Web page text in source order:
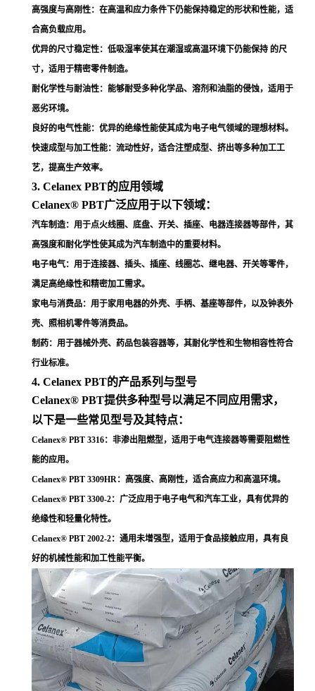
高强度与高刚性：在高温和应力条件下仍能保持稳定的形状和性能，适
合高负载应用。
优异的尺寸稳定性：低吸湿率使其在潮湿或高温环境下仍能保持 的尺
寸，适用于精密零件制造。
耐化学性与耐油性：能够耐受多种化学品、溶剂和油脂的侵蚀，适用于
恶劣环境。
良好的电气性能：优异的绝缘性能使其成为电子电气领域的理想材料。
快速成型与加工性能：流动性好，适合注塑成型、挤出等多种加工工
艺，提高生产效率。
3. Celanex PBT的应用领域
Celanex® PBT广泛应用于以下领域：
汽车制造：用于点火线圈、底盘、开关、插座、电器连接器等部件，其
高强度和耐化学性使其成为汽车制造中的重要材料。
电子电气：用于连接器、插头、插座、线圈芯、继电器、开关等零件，
满足高绝缘性和精密加工需求。
家电与消费品：用于家用电器的外壳、手柄、基座等部件，以及钟表外
壳、照相机零件等消费品。
制药：用于器械外壳、药品包装容器等，其耐化学性和生物相容性符合
行业标准。
4. Celanex PBT的产品系列与型号
Celanex® PBT提供多种型号以满足不同应用需求，
以下是一些常见型号及其特点：
Celanex® PBT 3316：非渗出阻燃型，适用于电气连接器等需要阻燃性
能的应用。
Celanex® PBT 3309HR：高强度、高刚性，适合高应力和高温环境。
Celanex® PBT 3300-2：广泛应用于电子电气和汽车工业，具有优异的
绝缘性和轻量化特性。
Celanex® PBT 2002-2：通用未增强型，适用于食品接触应用，具有良
好的机械性能和加工性能平衡。